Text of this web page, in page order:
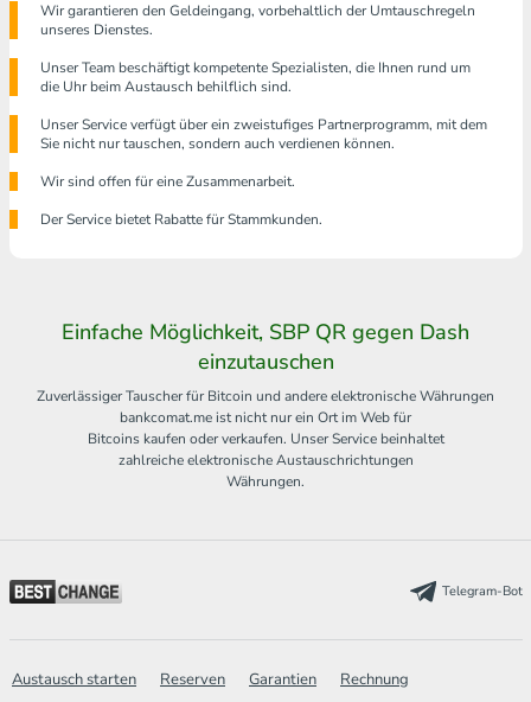
Wir garantieren den Geldeingang, vorbehaltlich der Umtauschregeln
unseres Dienstes.
Unser Team beschäftigt kompetente Spezialisten, die Ihnen rund um
die Uhr beim Austausch behilflich sind.
Unser Service verfügt über ein zweistufiges Partnerprogramm, mit dem
Sie nicht nur tauschen, sondern auch verdienen können.
Wir sind offen für eine Zusammenarbeit.
Der Service bietet Rabatte für Stammkunden.
Einfache Möglichkeit, SBP QR gegen Dash
einzutauschen
Zuverlässiger Tauscher für Bitcoin und andere elektronische Währungen
bankcomat.me ist nicht nur ein Ort im Web für
Bitcoins kaufen oder verkaufen. Unser Service beinhaltet
zahlreiche elektronische Austauschrichtungen
Währungen.
Telegram-Bot
Austausch starten Reserven Garantien
Rechnung